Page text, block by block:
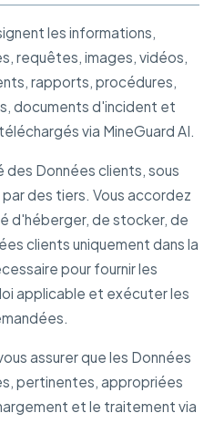
les informations,
requêtes, images, vidéos,
rapports, procédures,
documents d'incident et
via MineGuard AI.
des Données clients, sous
des tiers. Vous accordez
d'héberger, de stocker, de
clients uniquement dans la
pour fournir les
applicable et exécuter les
assurer que les Données
pertinentes, appropriées
et le traitement via